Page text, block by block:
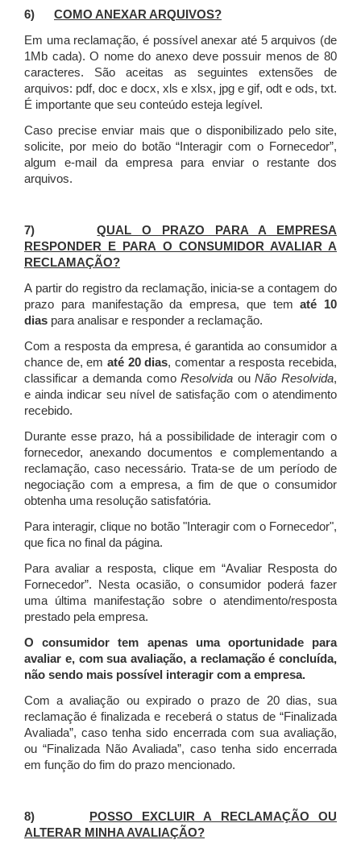
6) COMO ANEXAR ARQUIVOS?
Em uma reclamação, é possível anexar até 5 arquivos (de
1Mb cada). O nome do anexo deve possuir menos de 80
caracteres. São aceitas as seguintes extensões de
arquivos: pdf, doc e docx, xls e xlsx, jpg e gif, odt e ods, txt.
É importante que seu conteúdo esteja legível.
Caso precise enviar mais que o disponibilizado pelo site,
solicite, por meio do botão “Interagir com o Fornecedor”,
algum e-mail da empresa para enviar o restante dos
arquivos.
7)QUAL O PRAZO PARA A EMPRESA
RESPONDER E PARA O CONSUMIDOR AVALIAR A
RECLAMAÇÃO?
A partir do registro da reclamação, inicia-se a contagem do
prazo para manifestação da empresa, que tematé 10
dias para analisar e responder a reclamação.
Com a resposta da empresa, é garantida ao consumidor a
chance de, em até 20 dias, comentar a resposta recebida,
classificar a demanda comoResolvida ouNão Resolvida,
e ainda indicar seu nível de satisfação com o atendimento
recebido.
Durante esse prazo, há a possibilidade de interagir com o
fornecedor, anexando documentos e complementando a
reclamação, caso necessário.Trata-se de um período de
negociação com a empresa, a fim de que o consumidor
obtenha uma resolução satisfatória.
Para interagir, clique no botão "Interagir com o Fornecedor",
que fica no final da página.
Para avaliar a resposta, clique em “Avaliar Resposta do
Fornecedor”. Nesta ocasião, o consumidor poderá fazer
uma última manifestação sobre o atendimento/resposta
prestado pela empresa.
O consumidor tem apenas uma oportunidade para
avaliar e, com sua avaliação, a reclamação é concluída,
não sendo mais possível interagir com a empresa.
Com a avaliação ou expirado o prazo de 20 dias, sua
reclamação é finalizada e receberá o status de “Finalizada
Avaliada”, caso tenha sido encerrada com sua avaliação,
ou “Finalizada Não Avaliada”, caso tenha sido encerrada
em função do fim do prazo mencionado.
8)
POSSO EXCLUIR A RECLAMAÇÃO OU
ALTERAR MINHA AVALIAÇÃO?